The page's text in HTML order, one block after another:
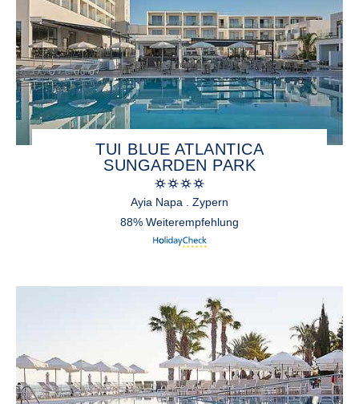
TUI BLUE ATLANTICA
SUNGARDEN PARK
Ayia Napa . Zypern
88% Weiterempfehlung